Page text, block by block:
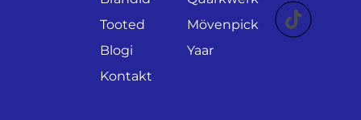
Tooted
Blogi
Kontakt
Mövenpick
Yaar